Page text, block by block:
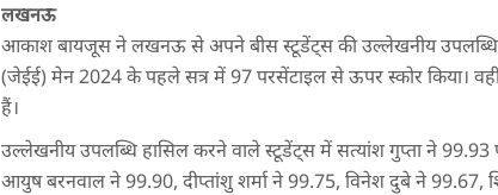
लखनऊ
आकाश बायजूस ने लखनऊ से अपने बीस स्टूडेंट्स की उल्लेखनीय उपलब्धि
(जेईई) मेन 2024 के पहले सत्र में 97 परसेंटाइल से ऊपर स्कोर किया।
हैं।
उल्लेखनीय उपलब्धि हासिल करने वाले स्टूडेंट्स में सत्यांश गुप्ता ने 99.93
आयुष बरनवाल ने 99.90, दीप्तांशु शर्मा ने 99.75, विनेश दुबे ने 99.67,